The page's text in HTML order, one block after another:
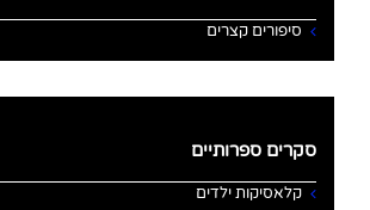
סיפורים קצרים
סקרים ספרותיים
קלאסיקות ילדים